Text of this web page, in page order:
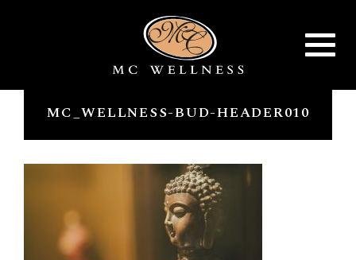
Toggle
MC_WELLNESS-BUD-HEADER010